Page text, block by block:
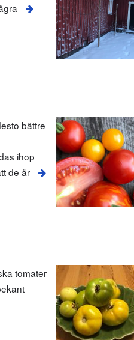
bättre
ihop
de är
tomater